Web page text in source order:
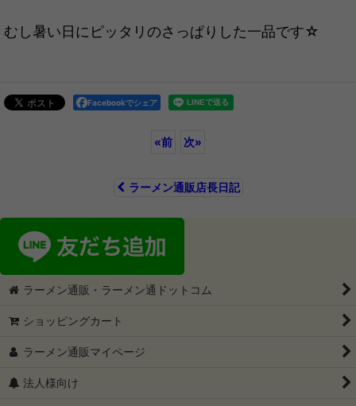
むし暑い日にピッタリのさっぱりした一品です☆
Facebookでシェア
«前 次»
ラーメン通販店長日記
ラーメン通販・ラーメン通ドットコム
ショッピングカート
ラーメン通販マイページ
法人様向け